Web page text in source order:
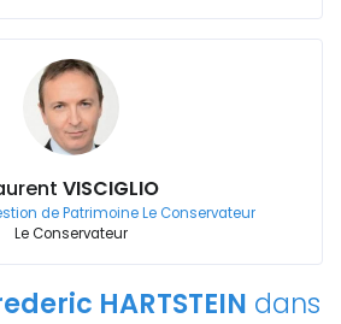
VISCIGLIO
de Patrimoine Le Conservateur
Le Conservateur
HARTSTEIN dans